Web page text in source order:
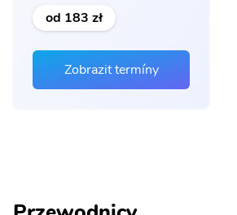
od 183 zł
Zobrazit termíny